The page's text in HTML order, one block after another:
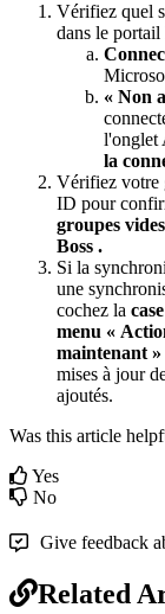
Vérifiez quel
dans le portail
« Non
l'onglet
la
Vérifiez votre
ID pour
groupes vides
Boss .
Si la
une
cochez la case
menu «
maintenant »
mises à jour
ajoutés.
Was this article
Yes
No
Give feedback
Related